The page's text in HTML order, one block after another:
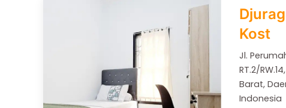
Kost
Jl.
RT.2/
Barat,
Indonesia